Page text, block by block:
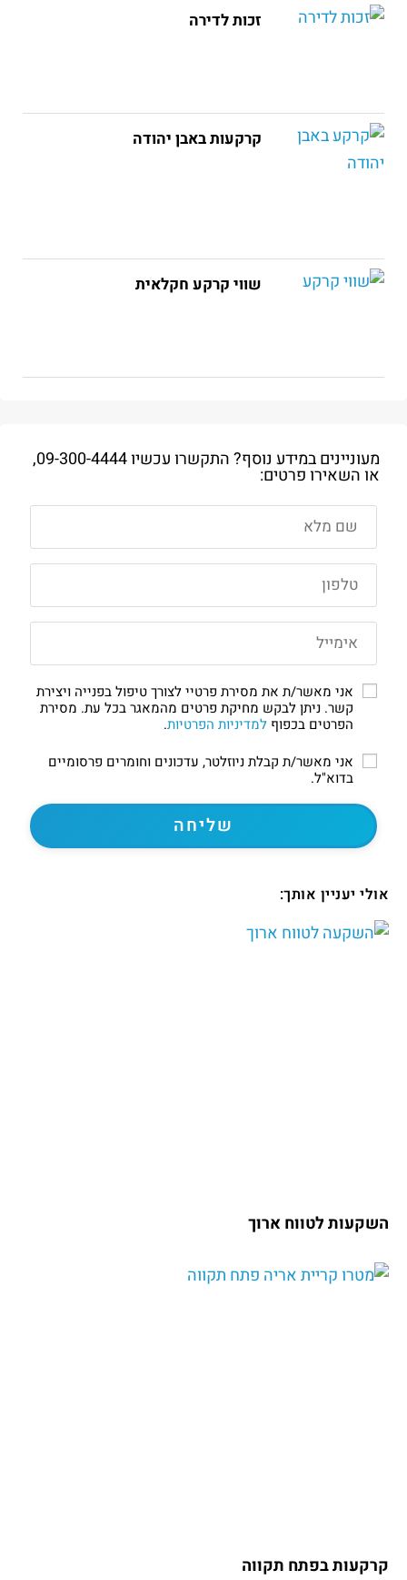
זכות לדירה
קרקעות באבן יהודה
שווי קרקע חקלאית
מעוניינים במידע נוסף? התקשרו עכשיו09-300-4444
,
או השאירו פרטים:
אני מאשר/ת את מסירת פרטיי לצורך טיפול בפנייה ויצירת
קשר. ניתן לבקש מחיקת פרטים מהמאגר בכל עת. מסירת
הפרטים בכפוף למדיניות הפרטיות.
אני מאשר/ת קבלת ניוזלטר, עדכונים וחומרים פרסומיים
בדוא"ל.
אולי יעניין אותך:
השקעות לטווח ארוך
קרקעות בפתח תקווה